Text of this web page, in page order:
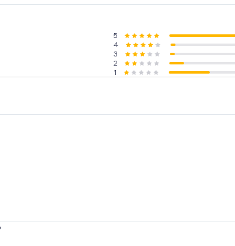
5
4
3
2
1